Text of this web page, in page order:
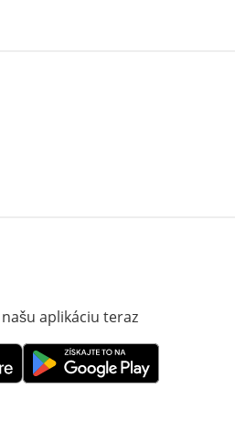
aplikáciu teraz
okne
Otvorí sa vnovom okne